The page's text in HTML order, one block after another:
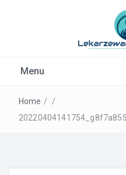
Menu
Home /
/